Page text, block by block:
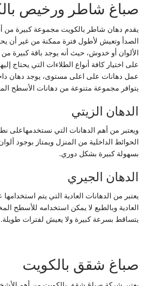
صباغ شاطر ورخيص
يقدم دهان شاطر بالكويت مجموعة كبيرة من
الصدأ وتعيش لأطول فترة ممكنة من غير أن
الألوان أو خدوش، حيث أنه يوجد باقة كبيرة
على اختيار كافة أنواع الطلاءات التي يحتاج
عمل دهانات على اعلى مستوى، يوجد دهان
يتوافر مجموعة متنوعة من دهانات الأسطح
الدهان الزيتي
ويعتبر من أهم الدهانات التي نستخدمهاعلى
الحوائط الداخلية من المنزل ويمتاز بوجود
بسهولة كبيرة بشكل دوري.
الدهان الجيري
يعتبر من الدهانات العادية التي يتم
العادية وبالطبع لا يمكن استخدامه للأسطح
يتساقط بسرعة كبيرة ولا يعيش لفترات طويلة.
صباغ شقق بالكويت